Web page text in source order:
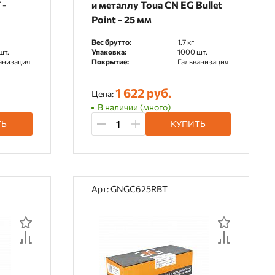
-
и металлу Toua CN EG Bullet
Point - 25 мм
Вес брутто:
1.7 кг
Упаковка:
1000 шт.
Покрытие:
Гальванизация
Цена:1 622 руб.
В наличии (много)
КУПИТЬ
Арт: GNGC625RBT